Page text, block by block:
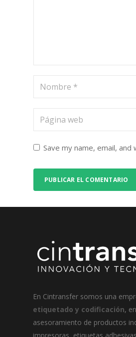
Save my name, email,
En Cintransfer somos una
etiquetado y codificación,
asesoramiento de productos